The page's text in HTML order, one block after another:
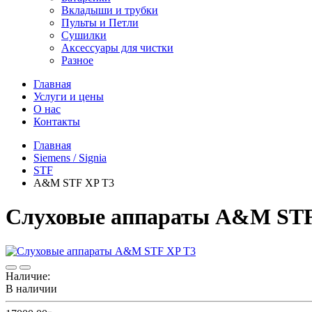
Вкладыши и трубки
Пульты и Петли
Сушилки
Аксессуары для чистки
Разное
Главная
Услуги и цены
О нас
Контакты
Главная
Siemens / Signia
STF
A&M STF XP T3
Слуховые аппараты A&M
Наличие:
В наличии